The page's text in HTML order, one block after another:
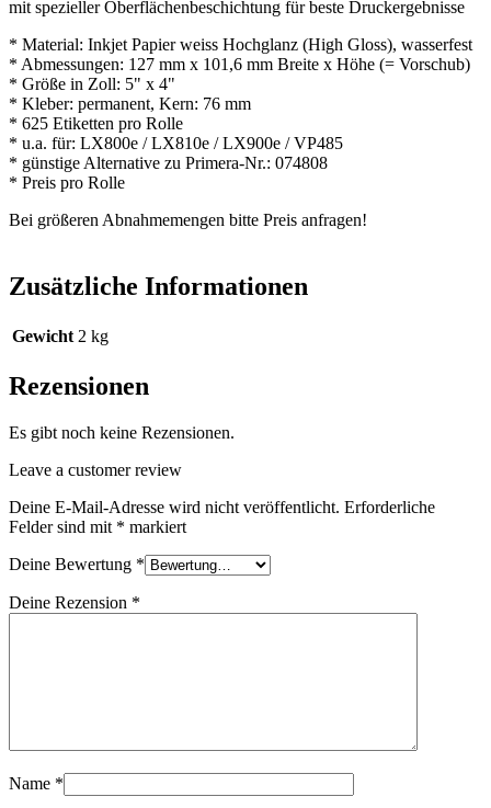
mit spezieller Oberflächenbeschichtung für beste Druckergebnisse
* Material: Inkjet Papier weiss Hochglanz (High Gloss), wasserfest
* Abmessungen: 127 mm x 101,6 mm Breite x Höhe (= Vorschub)
* Größe in Zoll: 5" x 4"
* Kleber: permanent, Kern: 76 mm
* 625 Etiketten pro Rolle
* u.a. für: LX800e / LX810e / LX900e / VP485
* günstige Alternative zu Primera-Nr.: 074808
* Preis pro Rolle
Bei größeren Abnahmemengen bitte Preis anfragen!
Zusätzliche Informationen
Gewicht 2 kg
Rezensionen
Es gibt noch keine Rezensionen.
Leave a customer review
Deine E-Mail-Adresse wird nicht veröffentlicht. Erforderliche
Felder sind mit * markiert
Deine Bewertung *
Deine Rezension *
Name *